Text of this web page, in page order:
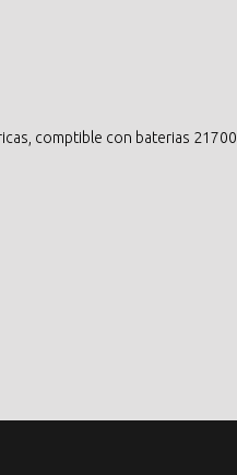
comptible con baterias 21700